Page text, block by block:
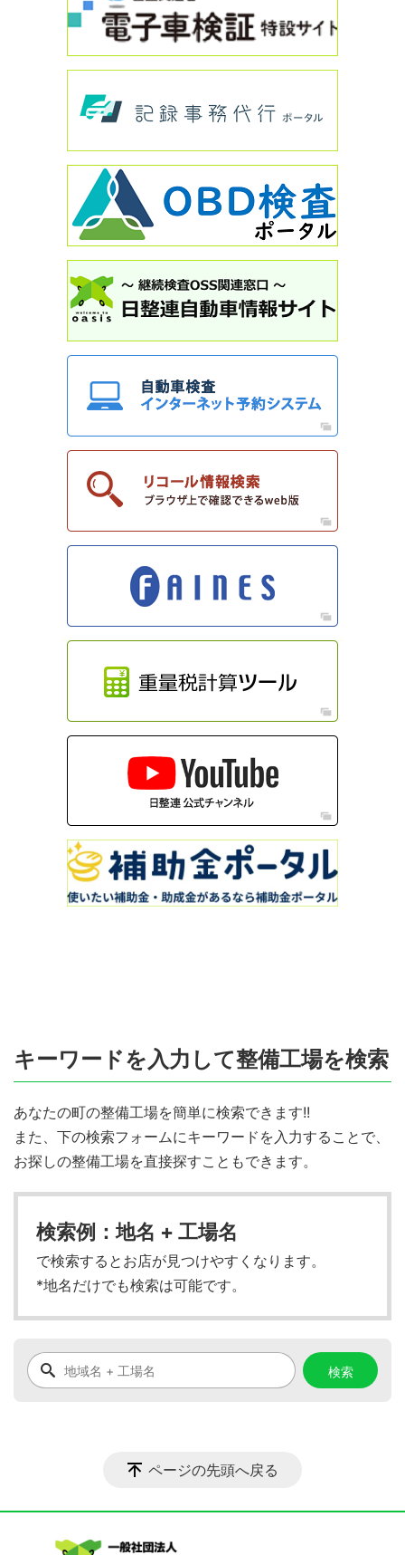
キーワードを入力して整備工場を検索
あなたの町の整備工場を簡単に検索できます!!
また、下の検索フォームにキーワードを入力することで、
お探しの整備工場を直接探すこともできます。
検索例：地名 + 工場名
で検索するとお店が見つけやすくなります。
*地名だけでも検索は可能です。
ページの先頭へ戻る